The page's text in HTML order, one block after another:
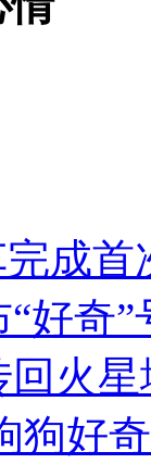
其击毙
踢
成首
好奇
火
狗好